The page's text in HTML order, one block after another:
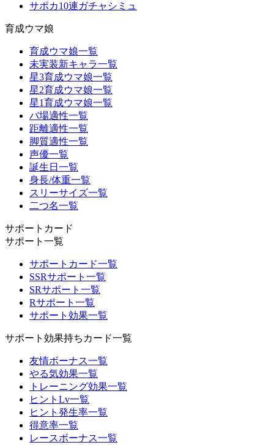
サポカ10連ガチャシミュ
育成ウマ娘
育成ウマ娘一覧
未実装新キャラ一覧
星3育成ウマ娘一覧
星2育成ウマ娘一覧
星1育成ウマ娘一覧
バ場適性一覧
距離適性一覧
脚質適性一覧
声優一覧
誕生日一覧
身長/体重一覧
スリーサイズ一覧
二つ名一覧
サポートカード
サポート一覧
サポートカード一覧
SSRサポート一覧
SRサポート一覧
Rサポート一覧
サポート効果一覧
サポート効果持ちカード一覧
友情ボーナス一覧
やる気効果一覧
トレーニング効果一覧
ヒントLv一覧
ヒント発生率一覧
得意率一覧
レースボーナス一覧